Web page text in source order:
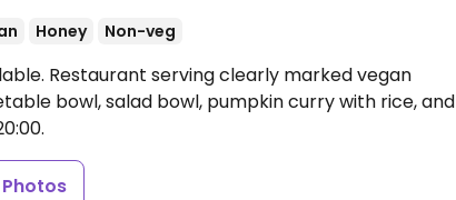
Honey Non-veg
Restaurant serving clearly marked vegan
bowl, salad bowl, pumpkin curry with rice, and